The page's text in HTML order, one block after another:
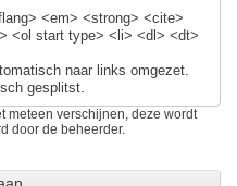
<em> <strong> <cite>
<ol start type> <li> <dl> <dt>
naar links omgezet.
gesplitst.
meteen verschijnen, deze wordt
door de beheerder.